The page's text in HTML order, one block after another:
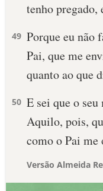
tenho
49 Porque eu não
Pai, que me
quanto ao que
50 E sei que o
Aquilo, pois,
como o Pai me
Versão Almeida